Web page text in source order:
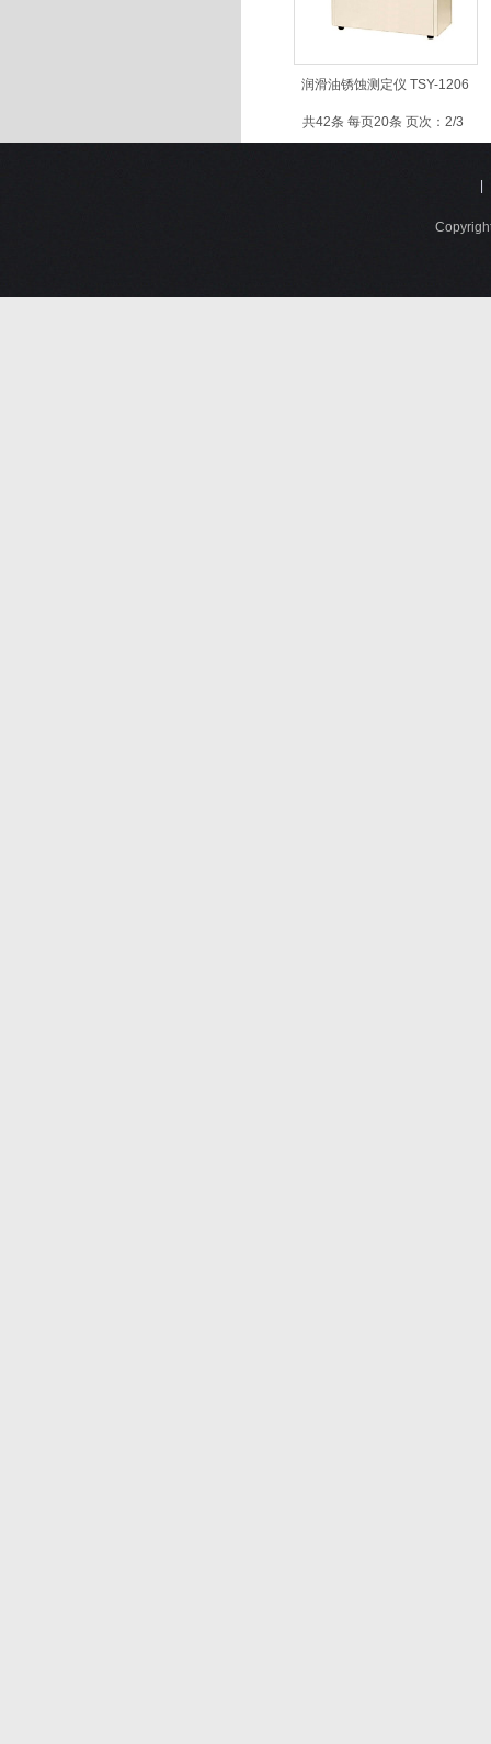
润滑油锈蚀测定仪 TSY-1206
共42条 每页20条 页次：2/3